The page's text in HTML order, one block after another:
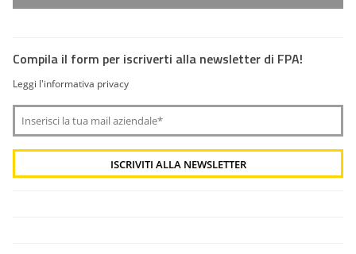
Compila il form per iscriverti alla newsletter di FPA!
Leggi l'informativa privacy